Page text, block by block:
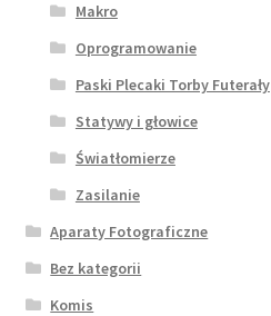
Makro
Oprogramowanie
Paski Plecaki Torby Futerały
Statywy i głowice
Światłomierze
Zasilanie
Aparaty Fotograficzne
Bez kategorii
Komis